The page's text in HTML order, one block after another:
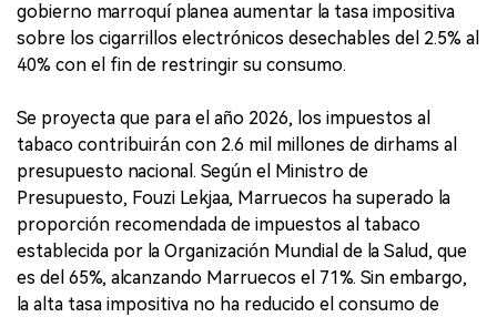
gobierno marroquí planea aumentar la tasa impositiva
sobre los cigarrillos electrónicos desechables del 2.5% al
40% con el fin de restringir su consumo.
Se proyecta que para el año 2026, los impuestos al
tabaco contribuirán con 2.6 mil millones de dirhams al
presupuesto nacional. Según el Ministro de
Presupuesto, Fouzi Lekjaa, Marruecos ha superado la
proporción recomendada de impuestos al tabaco
establecida por la Organización Mundial de la Salud, que
es del 65%, alcanzando Marruecos el 71%. Sin embargo,
la alta tasa impositiva no ha reducido el consumo de